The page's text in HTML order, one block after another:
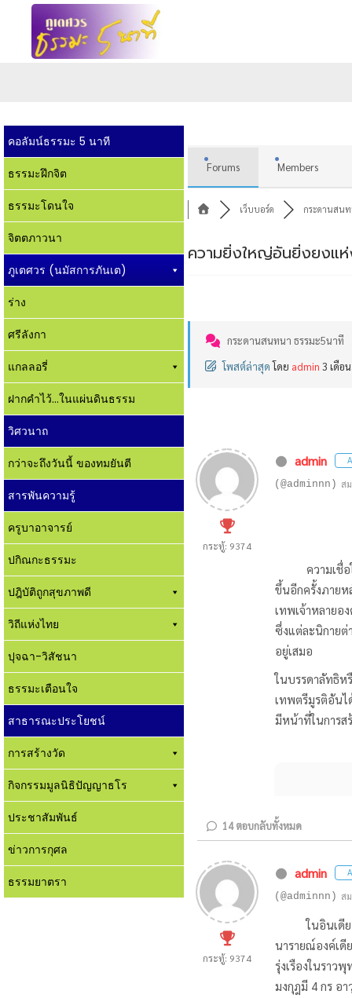
คอลัมน์ธรรมะ 5 นาที
ธรรมะฝึกจิต
ธรรมะโดนใจ
จิตตภาวนา
ภูเตศวร (นมัสการภันเต)
ร่าง
ศรีลังกา
แกลลอรี่
ฝากคำไว้...ในแผ่นดินธรรม
วิศวนาถ
กว่าจะถึงวันนี้ ของทมยันตี
สารพันความรู้
ครูบาอาจารย์
ปกิณกะธรรมะ
ปฎิบัติถูกสุขภาพดี
วิถีแห่งไทย
ปุจฉา-วิสัชนา
ธรรมะเตือนใจ
สาธารณะประโยชน์
การสร้างวัด
กิจกรรมมูลนิธิปัญญาธโร
ประชาสัมพันธ์
ข่าวการกุศล
ธรรมยาตรา
Forums Members
เว็บบอร์ด กระดานสน
ความยิ่งใหญ่อันยิ่งยงแ
กระดานสนทนา ธรรมะ5นาที
โพสต์ล่าสุด โดย admin 3 เดือ
กระทู้: 9374
admin
(@adminnn) ส
ความเชื่อใน
ขึ้นอีกครั้งภายห
เทพเจ้าหลายอ
ซึ่งแต่ละนิกายต่
อยู่เสมอ
ในบรรดาลัทธิห
เทพตรีมูรติอัน
มีหน้าที่ในการส
14ตอบกลับทั้งหมด
กระทู้: 9374
admin
(@adminnn) ส
ในอินเดี
นารายณ์องค์เดี
รุ่งเรืองในราว
มงกุฎมี 4 กร อ